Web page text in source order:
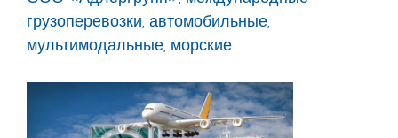
грузоперевозки, автомобильные,
мультимодальные, морские